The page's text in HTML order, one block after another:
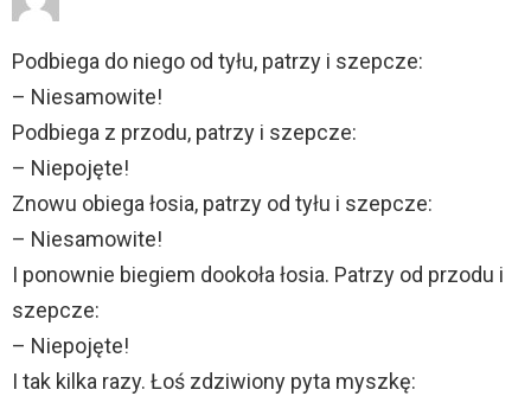
Podbiega do niego od tyłu, patrzy i szepcze:
– Niesamowite!
Podbiega z przodu, patrzy i szepcze:
– Niepojęte!
Znowu obiega łosia, patrzy od tyłu i szepcze:
– Niesamowite!
I ponownie biegiem dookoła łosia. Patrzy od przodu i
szepcze:
– Niepojęte!
I tak kilka razy. Łoś zdziwiony pyta myszkę: